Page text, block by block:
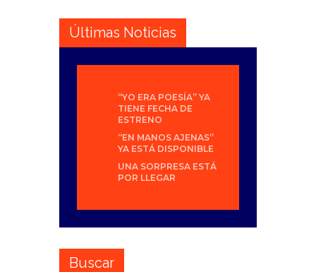
Últimas Noticias
“YO ERA POESÍA” YA
TIENE FECHA DE
ESTRENO
“EN MANOS AJENAS”
YA ESTÁ DISPONIBLE
UNA SORPRESA ESTÁ
POR LLEGAR
Buscar